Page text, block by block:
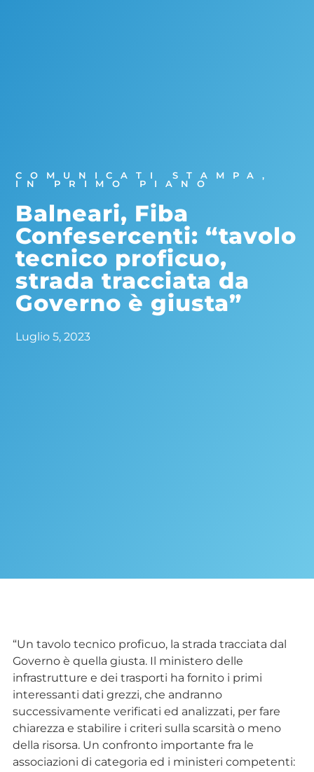
COMUNICATI STAMPA,
IN PRIMO PIANO
Balneari, Fiba
Confesercenti: “tavolo
tecnico proficuo,
strada tracciata da
Governo è giusta”
Luglio 5, 2023
“Un tavolo tecnico proficuo, la strada tracciata dal
Governo è quella giusta. Il ministero delle
infrastrutture e dei trasporti ha fornito i primi
interessanti dati grezzi, che andranno
successivamente verificati ed analizzati, per fare
chiarezza e stabilire i criteri sulla scarsità o meno
della risorsa. Un confronto importante fra le
associazioni di categoria ed i ministeri competenti: